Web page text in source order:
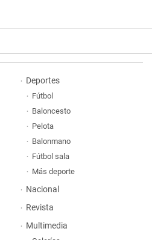
Deportes
Fútbol
Baloncesto
Pelota
Balonmano
Fútbol sala
Más deporte
Nacional
Revista
Multimedia